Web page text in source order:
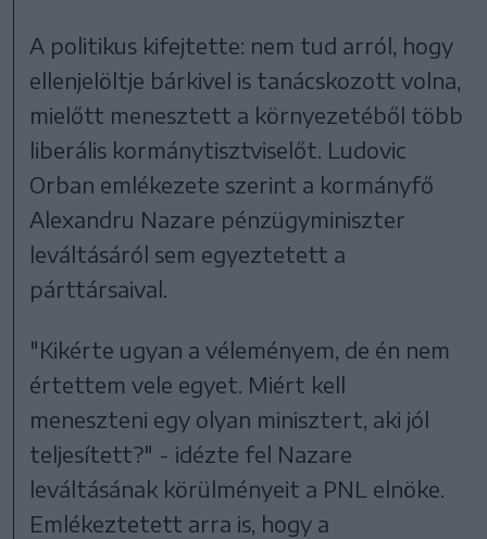
A politikus kifejtette: nem tud arról, hogy
ellenjelöltje bárkivel is tanácskozott volna,
mielőtt menesztett a környezetéből több
liberális kormánytisztviselőt. Ludovic
Orban emlékezete szerint a kormányfő
Alexandru Nazare pénzügyminiszter
leváltásáról sem egyeztetett a
párttársaival.
"Kikérte ugyan a véleményem, de én nem
értettem vele egyet. Miért kell
meneszteni egy olyan minisztert, aki jól
teljesített?" - idézte fel Nazare
leváltásának körülményeit a PNL elnöke.
Emlékeztetett arra is, hogy a